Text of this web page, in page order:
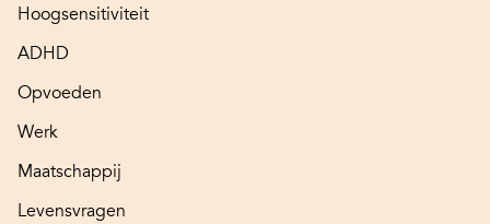
Hoogsensitiviteit
ADHD
Opvoeden
Werk
Maatschappij
Levensvragen